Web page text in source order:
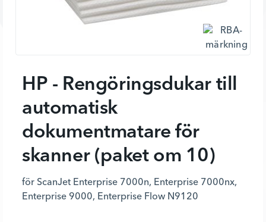
HP - Rengöringsdukar till
automatisk
dokumentmatare för
skanner (paket om 10)
för ScanJet Enterprise 7000n, Enterprise 7000nx,
Enterprise 9000, Enterprise Flow N9120